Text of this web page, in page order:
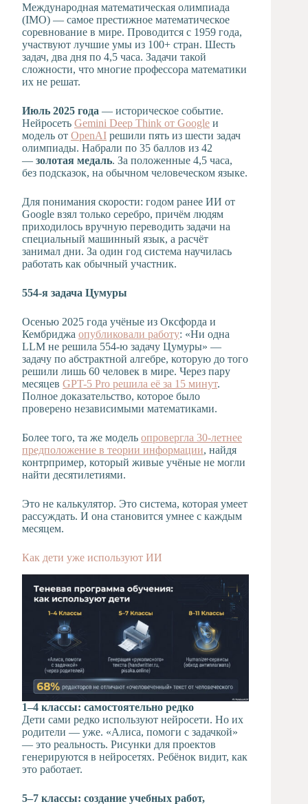
Международная математическая олимпиада
(IMO) — самое престижное математическое
соревнование в мире. Проводится с 1959 года,
участвуют лучшие умы из 100+ стран. Шесть
задач, два дня по 4,5 часа. Задачи такой
сложности, что многие профессора математики
их не решат.
Июль 2025 года — историческое событие.
Нейросеть Gemini Deep Think от Google и
модель от OpenAI решили пять из шести задач
олимпиады. Набрали по 35 баллов из 42
— золотая медаль. За положенные 4,5 часа,
без подсказок, на обычном человеческом языке.
Для понимания скорости: годом ранее ИИ от
Google взял только серебро, причём людям
приходилось вручную переводить задачи на
специальный машинный язык, а расчёт
занимал дни. За один год система научилась
работать как обычный участник.
554-я задача Цумуры
Осенью 2025 года учёные из Оксфорда и
Кембриджа опубликовали работу: «Ни одна
LLM не решила 554-ю задачу Цумуры» —
задачу по абстрактной алгебре, которую до того
решили лишь 60 человек в мире. Через пару
месяцев GPT-5 Pro решила её за 15 минут.
Полное доказательство, которое было
проверено независимыми математиками.
Более того, та же модель опровергла 30-летнее
предположение в теории информации, найдя
контрпример, который живые учёные не могли
найти десятилетиями.
Это не калькулятор. Это система, которая умеет
рассуждать. И она становится умнее с каждым
месяцем.
Как дети уже используют ИИ
1–4 классы: самостоятельно редко
Дети сами редко используют нейросети. Но их
родители — уже. «Алиса, помоги с задачкой»
— это реальность. Рисунки для проектов
генерируются в нейросетях. Ребёнок видит, как
это работает.
5–7 классы: создание учебных работ,